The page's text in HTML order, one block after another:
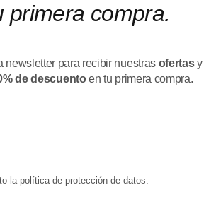
primera compra.
newsletter para recibir nuestras ofertasy
de descuentoen tu primera compra.
la política de protección de datos.